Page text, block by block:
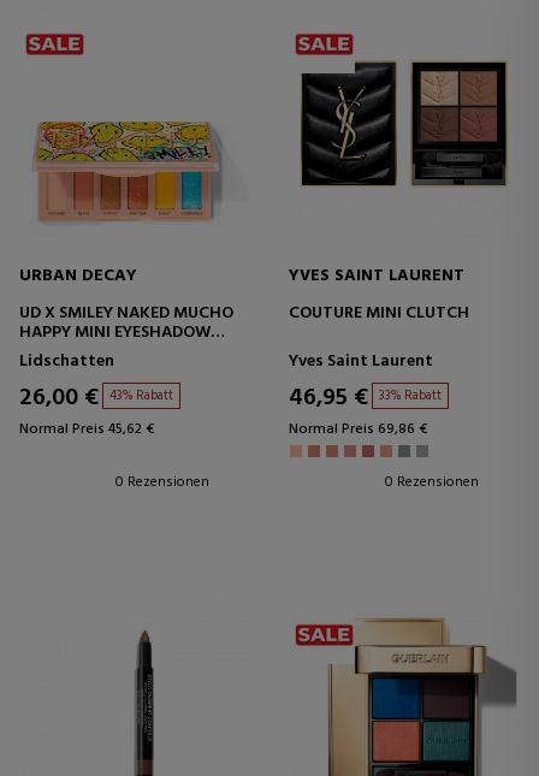
URBAN DECAY
UD X SMILEY NAKED MUCHO
HAPPY MINI EYESHADOW
PALETTE
Lidschatten
26,00 € 43% Rabatt
Normal Preis 45,62 €
0 Rezensionen
YVES SAINT LAURENT
COUTURE MINI CLUTCH
Yves Saint Laurent
46,95 € 33% Rabatt
Normal Preis 69,86 €
0 Rezensionen